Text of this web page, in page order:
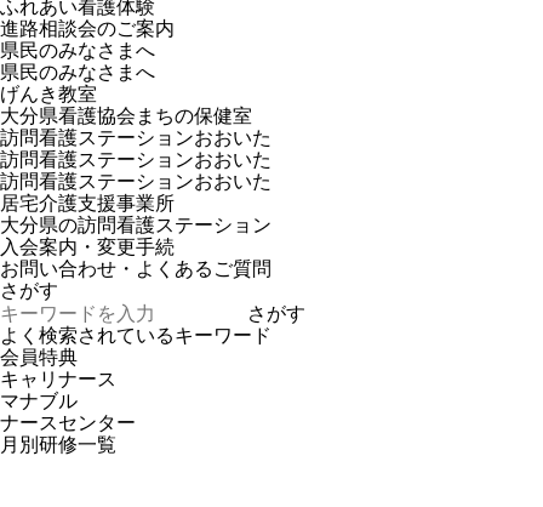
ふれあい看護体験
進路相談会のご案内
県民のみなさまへ
県民のみなさまへ
げんき教室
大分県看護協会まちの保健室
訪問看護ステーションおおいた
訪問看護ステーションおおいた
訪問看護ステーションおおいた
居宅介護支援事業所
大分県の訪問看護ステーション
入会案内・変更手続
お問い合わせ・よくあるご質問
さがす
さがす
よく検索されているキーワード
会員特典
キャリナース
マナブル
ナースセンター
月別研修一覧